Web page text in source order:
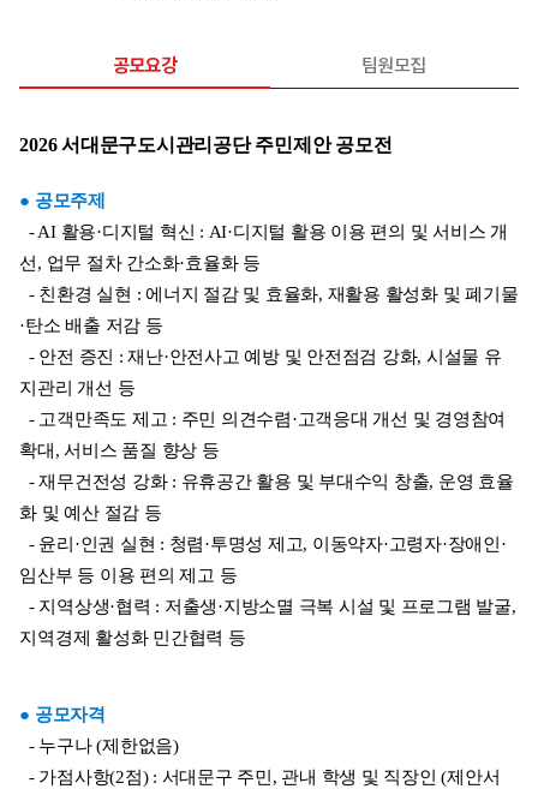
공모요강 팀원모집
2026 서대문구도시관리공단 주민제안 공모전
● 공모주제
- AI 활용·디지털 혁신 : AI·디지털 활용 이용 편의 및 서비스 개
선, 업무 절차 간소화·효율화 등
- 친환경 실현 : 에너지 절감 및 효율화, 재활용 활성화 및 폐기물
·탄소 배출 저감 등
- 안전 증진 : 재난·안전사고 예방 및 안전점검 강화, 시설물 유
지관리 개선 등
- 고객만족도 제고 : 주민 의견수렴·고객응대 개선 및 경영참여
확대, 서비스 품질 향상 등
- 재무건전성 강화 : 유휴공간 활용 및 부대수익 창출, 운영 효율
화 및 예산 절감 등
- 윤리·인권 실현 : 청렴·투명성 제고, 이동약자·고령자·장애인·
임산부 등 이용 편의 제고 등
- 지역상생·협력 : 저출생·지방소멸 극복 시설 및 프로그램 발굴,
지역경제 활성화 민간협력 등
● 공모자격
- 누구나 (제한없음)
- 가점사항(2점) : 서대문구 주민, 관내 학생 및 직장인 (제안서